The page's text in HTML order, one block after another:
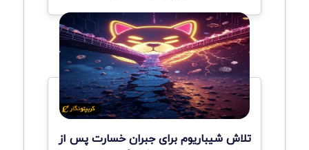
تلاش شیباریوم برای جبران خسارت پس از